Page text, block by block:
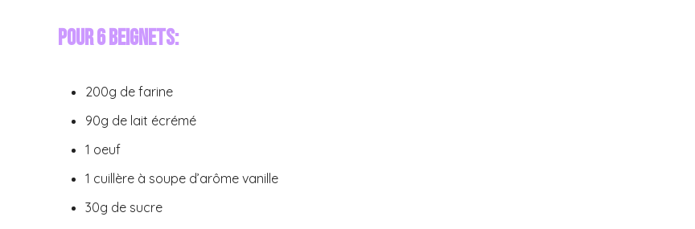
Pour 6 beignets:
200g de farine
90g de lait écrémé
1 oeuf
1 cuillère à soupe d’arôme vanille
30g de sucre